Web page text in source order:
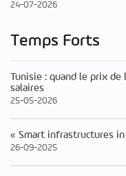
24-07-2026
Temps Forts
Tunisie : quand le prix
salaires
25-05-2026
« Smart infrastructures
26-09-2025